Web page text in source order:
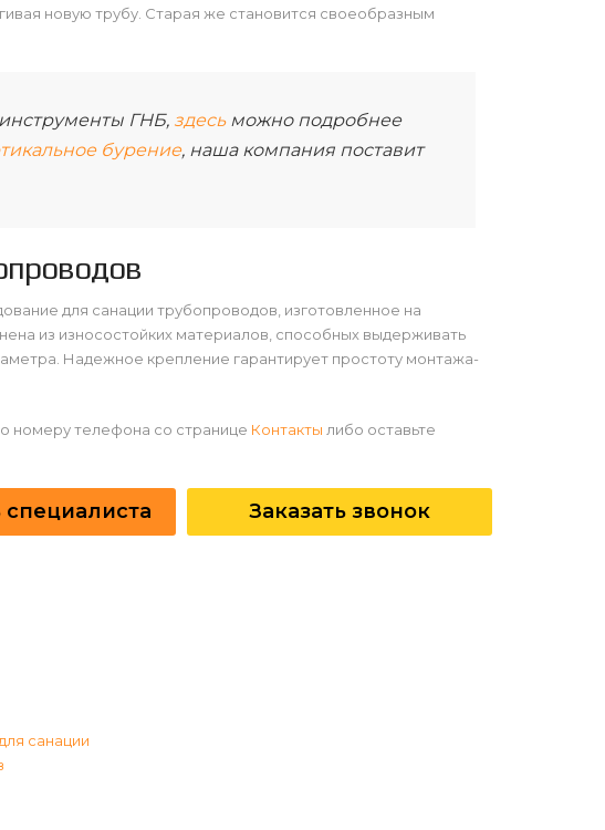
новую трубу. Старая же становится своеобразным
ГНБ, здесьможно подробнее
бурение, наша компания поставит
для санации трубопроводов, изготовленное на
из износостойких материалов, способных выдерживать
Надежное крепление гарантирует простоту монтажа-
номеру телефона со странице Контакты либо оставьте
специалиста Заказать звонок